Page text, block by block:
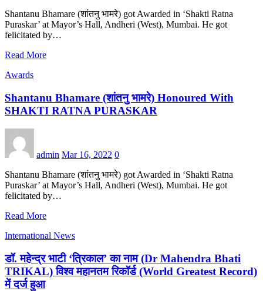
Shantanu Bhamare (शांतनु भामरे) got Awarded in ‘Shakti Ratna
Puraskar’ at Mayor’s Hall, Andheri (West), Mumbai. He got
felicitated by…
Read More
Awards
Shantanu Bhamare (शांतनु भामरे) Honoured With
SHAKTI RATNA PURASKAR
admin Mar 16, 2022 0
Shantanu Bhamare (शांतनु भामरे) got Awarded in ‘Shakti Ratna
Puraskar’ at Mayor’s Hall, Andheri (West), Mumbai. He got
felicitated by…
Read More
International News
डॉ. महेन्द्र भाटी ‘त्रिकाल’ का नाम (Dr Mahendra Bhati
TRIKAL) विश्व महानतम रिकॉर्ड (World Greatest Record)
में दर्ज हुआ